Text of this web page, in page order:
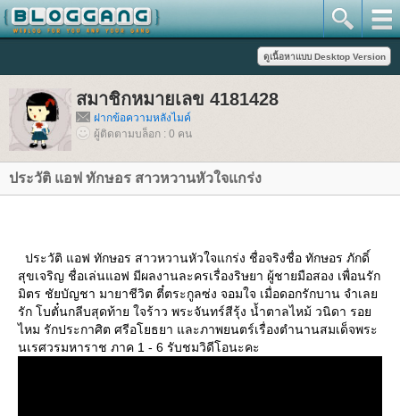
สมาชิกหมายเลข 4181428
ฝากข้อความหลังไมค์
ผู้ติดตามบล็อก : 0 คน
ประวัติ แอฟ ทักษอร สาวหวานหัวใจแกร่ง
ประวัติ แอฟ ทักษอร สาวหวานหัวใจแกร่ง ชื่อจริงชื่อ ทักษอร ภักดิ์
สุขเจริญ ชื่อเล่นแอฟ มีผลงานละครเรื่องริษยา ผู้ชายมือสอง เพื่อนรัก
มิตร ชัยบัญชา มายาชีวิต ตี๋ตระกูลซ่ง จอมใจ เมื่อดอกรักบาน จำเล
รัก โบตั๋นกลีบสุดท้าย ใจร้าว พระจันทร์สีรุ้ง น้ำตาลไหม้ วนิดา รอ
ไหม รักประกาศิต ศรีอโยธยา และภาพยนตร์เรื่องตำนานสมเด็จพระ
นเรศวรมหาราช ภาค 1 - 6 รับชมวิดีโอนะคะ